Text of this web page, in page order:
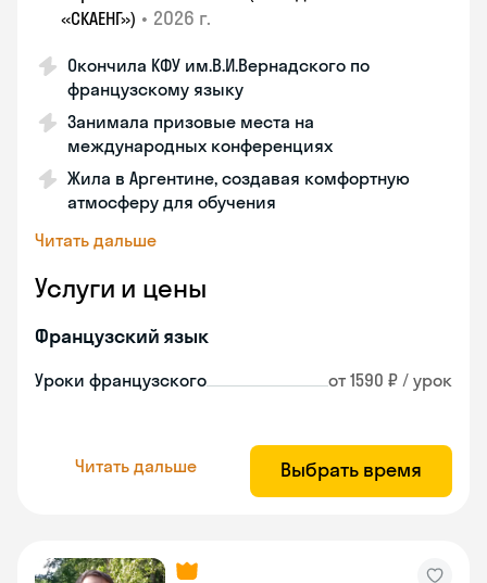
«СКАЕНГ») • 2026 г.
Окончила КФУ им.В.И.Вернадского по
французскому языку
Занимала призовые места на
международных конференциях
Жила в Аргентине, создавая комфортную
атмосферу для обучения
Читать дальше
Услуги и цены
Французский язык
Уроки французского от 1590 ₽ / урок
Читать дальше Выбрать время